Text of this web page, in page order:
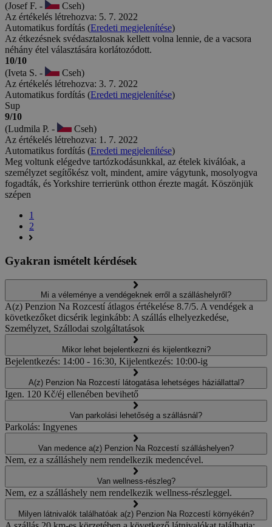
(Josef F. -
Cseh)
Az értékelés létrehozva: 5. 7. 2022
Automatikus fordítás (Eredeti megjelenítése)
Az étkezésnek svédasztalosnak kellett volna lennie, de a vacsora
néhány étel választására korlátozódott.
10/10
(Iveta S. -
Cseh)
Az értékelés létrehozva: 3. 7. 2022
Automatikus fordítás (Eredeti megjelenítése)
Sup
9/10
(Ludmila P. -
Cseh)
Az értékelés létrehozva: 1. 7. 2022
Automatikus fordítás (Eredeti megjelenítése)
Meg voltunk elégedve tartózkodásunkkal, az ételek kiválóak, a
személyzet segítőkész volt, mindent, amire vágytunk, mosolyogva
fogadták, és Yorkshire terrierünk otthon érezte magát. Köszönjük
szépen
1
2
Gyakran ismételt kérdések
Mi a véleménye a vendégeknek erről a szálláshelyről?
A(z) Penzion Na Rozcestí átlagos értékelése 8.7/5. A vendégek a
következőket dicsérik leginkább: A szállás elhelyezkedése,
Személyzet, Szállodai szolgáltatások
Mikor lehet bejelentkezni és kijelentkezni?
Bejelentkezés: 14:00 - 16:30, Kijelentkezés: 10:00-ig
A(z) Penzion Na Rozcestí látogatása lehetséges háziállattal?
Igen. 120 Kč/éj ellenében bevihető
Van parkolási lehetőség a szállásnál?
Parkolás: Ingyenes
Van medence a(z) Penzion Na Rozcestí szálláshelyen?
Nem, ez a szálláshely nem rendelkezik medencével.
Van wellness-részleg?
Nem, ez a szálláshely nem rendelkezik wellness-részleggel.
Milyen látnivalók találhatóak a(z) Penzion Na Rozcestí környékén?